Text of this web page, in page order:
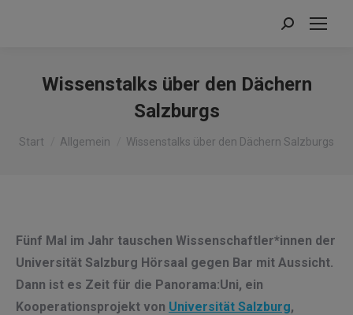
Search:
Wissenstalks über den Dächern
Salzburgs
Sie befinden sich hier:
Start Allgemein Wissenstalks über den Dächern Salzburgs
Fünf Mal im Jahr tauschen Wissenschaftler*innen der
Universität Salzburg Hörsaal gegen Bar mit Aussicht.
Dann ist es Zeit für die Panorama:Uni, ein
Kooperationsprojekt von Universität Salzburg,